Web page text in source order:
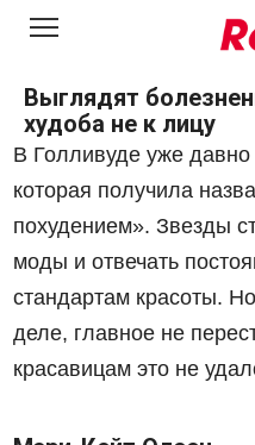
Перейти
Выглядят
худоба не к лицу
В Голливуде уже
которая получила
похудением». Звезды
моды и отвечать
стандартам красоты.
деле, главное не
красавицам это не